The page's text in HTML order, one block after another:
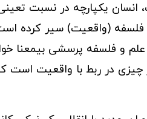
انسان یکپارچه در نسبت
فلسفه (واقعیت) سیر کرده
و فلسفه پرسشی بیمعنا
چیزی در ربط با واقعیت است